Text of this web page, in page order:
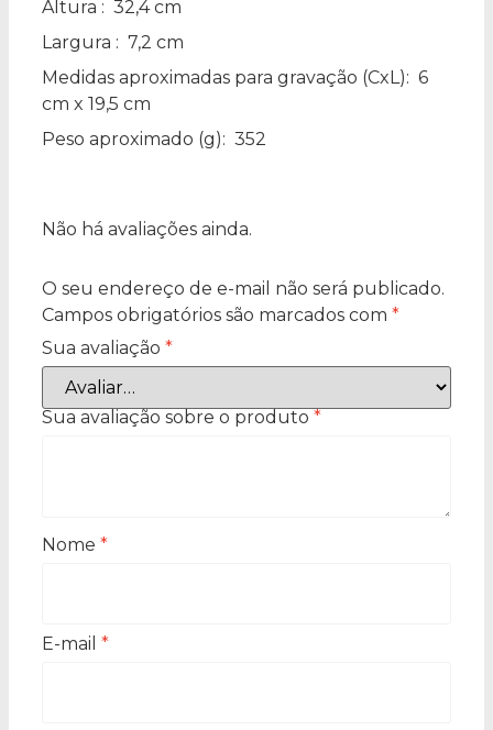
Altura : 32,4 cm
Largura : 7,2 cm
Medidas aproximadas para gravação (CxL): 6
cm x 19,5 cm
Peso aproximado (g): 352
Não há avaliações ainda.
O seu endereço de e-mail não será publicado.
Campos obrigatórios são marcados com *
Sua avaliação *
Sua avaliação sobre o produto *
Nome *
E-mail *